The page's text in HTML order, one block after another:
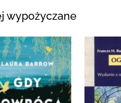
wypożyczane